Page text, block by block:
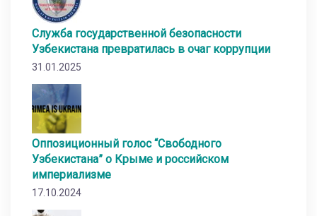
Служба государственной безопасности
Узбекистана превратилась в очаг коррупции
31.01.2025
Оппозиционный голос “Свободного
Узбекистана” о Крыме и российском
империализме
17.10.2024